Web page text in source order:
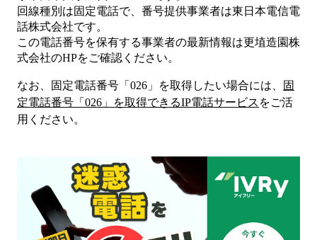
回線種別は固定電話で、番号提供事業者は東日本電信電
話株式会社です。
この電話番号を保有する事業者の最新情報は更埴造園株
式会社のHPをご確認ください。
なお、固定電話番号「 026 」を取得したい場合には、
固
定電話番号「 026 」を取得できるIP電話サービス をご活
用ください。